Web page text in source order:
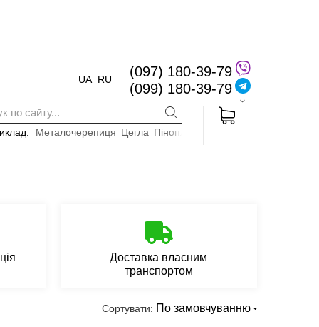
Металочерепиця Цегла Пінопласт
(097) 180-39-79
(099) 180-39-79
UA RU
Доставка власним
транспортом
Сортувати: По замовчуванню